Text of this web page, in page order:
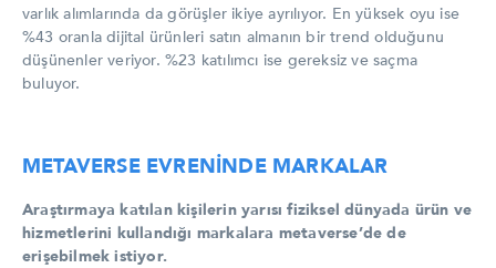
varlık alımlarında da görüşler ikiye ayrılıyor. En yüksek oyu ise
%43 oranla dijital ürünleri satın almanın bir trend olduğunu
düşünenler veriyor. %23 katılımcı ise gereksiz ve saçma
buluyor.
METAVERSE EVRENİNDE MARKALAR
Araştırmaya katılan kişilerin yarısı fiziksel dünyada ürün ve
hizmetlerini kullandığı markalara metaverse’de de
erişebilmek istiyor.